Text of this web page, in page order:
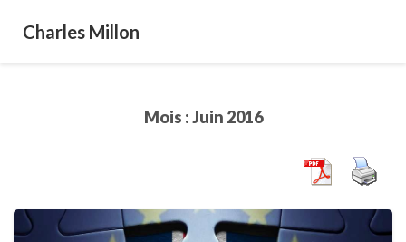
Charles Millon
Mois :Juin 2016